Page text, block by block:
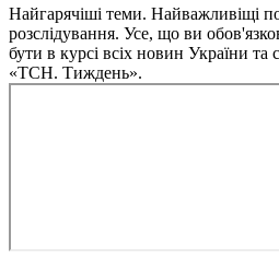
Найгарячіші теми. Найважливіщі
розслідування. Усе, що ви
бути в курсі всіх новин України та
«ТСН. Тиждень».